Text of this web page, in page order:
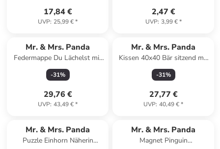
17,84 €
UVP: 25,99 €*
2,47 €
UVP: 3,99 €*
Mr. & Mrs. Panda
Federmappe Du Lächelst mit
Spruch in Bunt
-31%
29,76 €
UVP: 43,49 €*
Mr. & Mrs. Panda
Kissen 40x40 Bär sitzend mit
Spruch in Weiß
-31%
27,77 €
UVP: 40,49 €*
Mr. & Mrs. Panda
Puzzle Einhorn Näherin
Mr. & Mrs. Panda
Magnet Pinguin